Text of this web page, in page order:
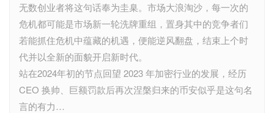
无数创业者将这句话奉为圭臬。市场大浪淘沙，每一次的
危机都可能是市场新一轮洗牌重组，置身其中的竞争者们
若能抓住危机中蕴藏的机遇，便能逆风翻盘，结束上个时
代并以全新的面貌开启新时代。
站在2024年初的节点回望 2023 年加密行业的发展，经历
CEO 换帅、巨额罚款后再次涅槃归来的币安似乎是这句名
言的有力…